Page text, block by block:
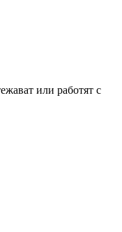
или работят с